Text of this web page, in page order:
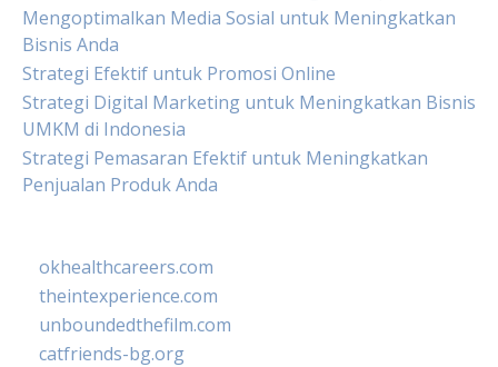
Mengoptimalkan Media Sosial untuk Meningkatkan
Bisnis Anda
Strategi Efektif untuk Promosi Online
Strategi Digital Marketing untuk Meningkatkan Bisnis
UMKM di Indonesia
Strategi Pemasaran Efektif untuk Meningkatkan
Penjualan Produk Anda
okhealthcareers.com
theintexperience.com
unboundedthefilm.com
catfriends-bg.org